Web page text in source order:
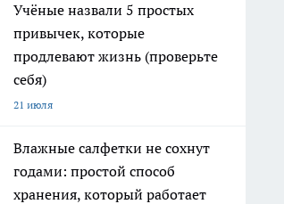
Учёные назвали 5 простых
привычек, которые
продлевают жизнь (проверьте
себя)
21 июля
Влажные салфетки не сохнут
годами: простой способ
хранения, который работает